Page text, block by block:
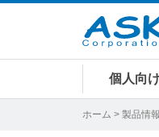
個人向
ホーム > 製品情報